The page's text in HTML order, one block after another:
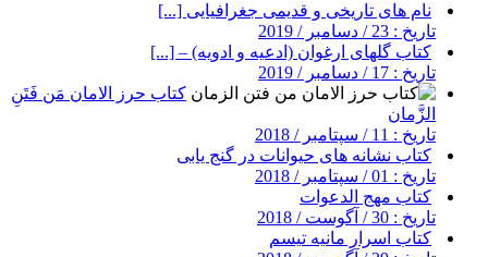
نام های تاریخی و قدیمی جغرافیایی [...]
تاریخ : 23 / دسامبر / 2019
کتاب گلهای ارغوان (ادعیه و ادویه) – [...]
تاریخ : 17 / دسامبر / 2019
کتاب حرز الامان مَن فَتَنِ
الزَّمان
تاریخ : 11 / سپتامبر / 2018
کتاب نشانه های حیوانات در گنج یابی
تاریخ : 01 / سپتامبر / 2018
کتاب مهج الدعوات
تاریخ : 30 / آگوست / 2018
کتاب اسرار مانیه تیسم